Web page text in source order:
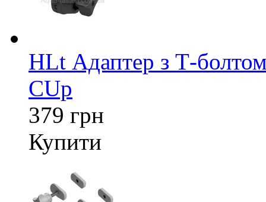
HLt Адаптер з Т-
CUp
379 грн
Купити